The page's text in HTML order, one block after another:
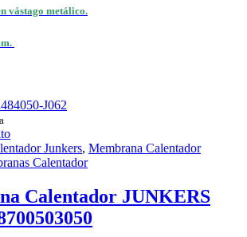
vástago metálico.
J062
Junkers, Membrana Calentador
Calentador
Calentador JUNKERS